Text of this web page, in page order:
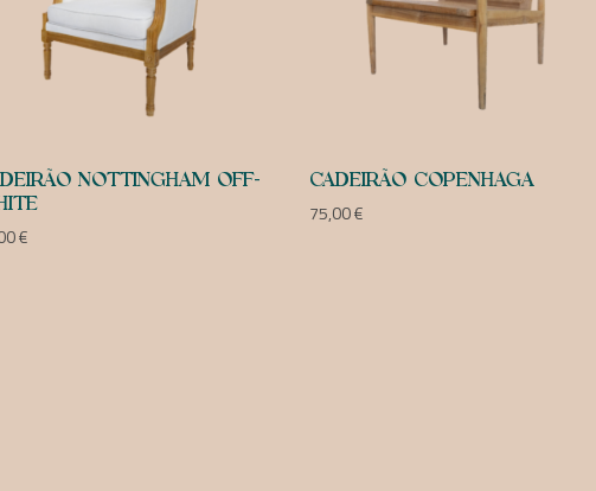
NOTTINGHAM OFF-
€
CADEIRÃO COPENHAGA
75,00€